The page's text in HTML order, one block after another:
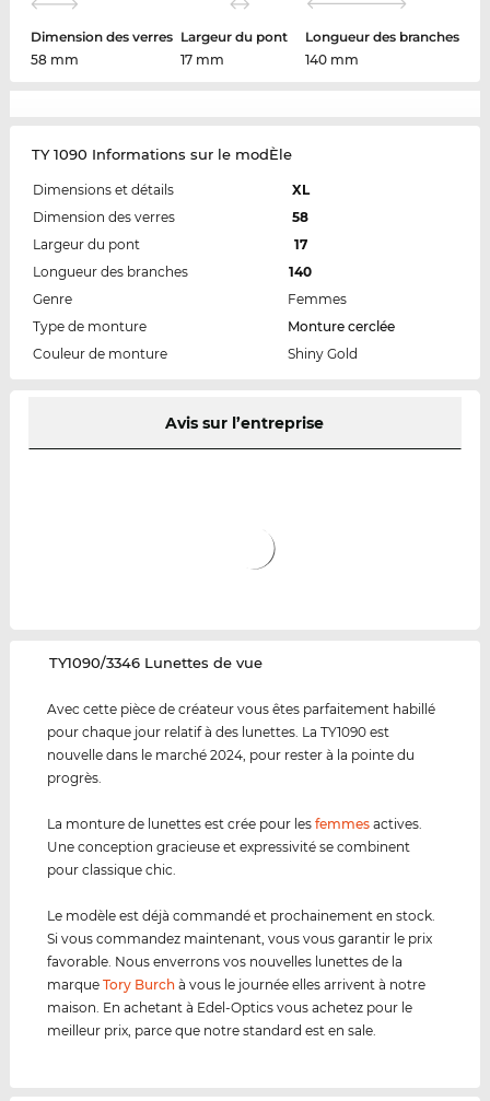
Dimension des verres
58 mm
Largeur du pont
17 mm
Longueur des branches
140 mm
TY 1090 Informations sur le modÈle
Dimensions et détails
XL
Dimension des verres
58
Largeur du pont
17
Longueur des branches
140
Genre
Femmes
Type de monture
Monture cerclée
Couleur de monture
Shiny Gold
Avis sur l’entreprise
‌TY1090/3346 Lunettes de vue
Avec cette pièce de créateur vous êtes parfaitement habillé
pour chaque jour relatif à des lunettes. La TY1090 est
nouvelle dans le marché 2024, pour rester à la pointe du
progrès.
La monture de lunettes est crée pour lesfemmes actives.
Une conception gracieuse et expressivité se combinent
pour classique chic.
Le modèle est déjà commandé et prochainement en stock.
Si vous commandez maintenant, vous vous garantir le prix
favorable. Nous enverrons vos nouvelles lunettes de la
marqueTory Burch à vous le journée elles arrivent à notre
maison. En achetant à Edel-Optics vous achetez pour le
meilleur prix, parce que notre standard est en sale.